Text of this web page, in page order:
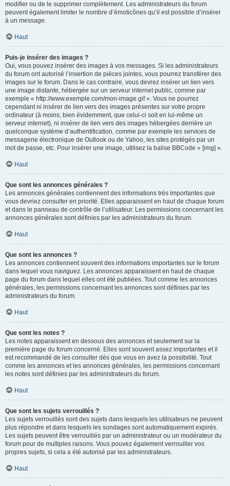
modifier ou de le supprimer complètement. Les administrateurs du forum
peuvent également limiter le nombre d’émoticônes qu’il est possible d’insérer
à un message.
Haut
Puis-je insérer des images ?
Oui, vous pouvez insérer des images à vos messages. Si les administrateurs
du forum ont autorisé l’insertion de pièces jointes, vous pourrez transférer des
images sur le forum. Dans le cas contraire, vous devrez insérer un lien vers
une image distante, hébergée sur un serveur internet public, comme par
exemple « http://www.exemple.com/mon-image.gif ». Vous ne pourrez
cependant ni insérer de lien vers des images présentes sur votre propre
ordinateur (à moins, bien évidemment, que celui-ci soit en lui-même un
serveur internet), ni insérer de lien vers des images hébergées derrière un
quelconque système d’authentification, comme par exemple les services de
messagerie électronique de Outlook ou de Yahoo, les sites protégés par un
mot de passe, etc. Pour insérer une image, utilisez la balise BBCode « [img] ».
Haut
Que sont les annonces générales ?
Les annonces générales contiennent des informations très importantes que
vous devriez consulter en priorité. Elles apparaissent en haut de chaque forum
et dans le panneau de contrôle de l’utilisateur. Les permissions concernant les
annonces générales sont définies par les administrateurs du forum.
Haut
Que sont les annonces ?
Les annonces contiennent souvent des informations importantes sur le forum
dans lequel vous naviguez. Les annonces apparaissent en haut de chaque
page du forum dans lequel elles ont été publiées. Tout comme les annonces
générales, les permissions concernant les annonces sont définies par les
administrateurs du forum.
Haut
Que sont les notes ?
Les notes apparaissent en dessous des annonces et seulement sur la
première page du forum concerné. Elles sont souvent assez importantes et il
est recommandé de les consulter dès que vous en avez la possibilité. Tout
comme les annonces et les annonces générales, les permissions concernant
les notes sont définies par les administrateurs du forum.
Haut
Que sont les sujets verrouillés ?
Les sujets verrouillés sont des sujets dans lesquels les utilisateurs ne peuvent
plus répondre et dans lesquels les sondages sont automatiquement expirés.
Les sujets peuvent être verrouillés par un administrateur ou un modérateur du
forum pour de multiples raisons. Vous pouvez également verrouiller vos
propres sujets, si cela a été autorisé par les administrateurs.
Haut